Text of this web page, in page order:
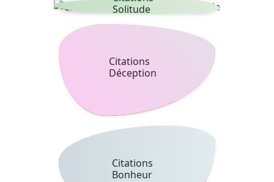
Solitude
Citations
Déception
Citations
Bonheur